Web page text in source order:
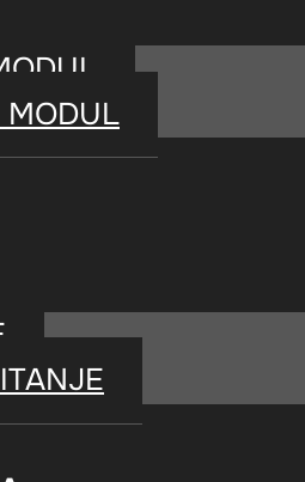
MODUL
prva asocijacija
zapravo, ne